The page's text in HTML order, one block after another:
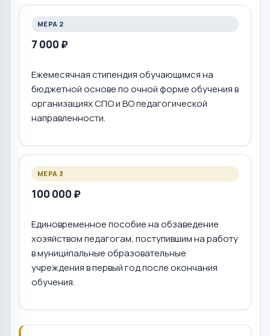
МЕРА 2
7 000 ₽
Ежемесячная стипендия обучающимся на
бюджетной основе по очной форме обучения в
организациях СПО и ВО педагогической
направленности.
МЕРА 3
100 000 ₽
Единовременное пособие на обзаведение
хозяйством педагогам, поступившим на работу
в муниципальные образовательные
учреждения в первый год после окончания
обучения.